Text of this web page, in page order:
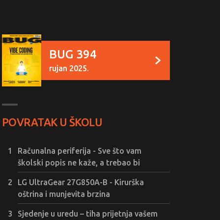
BUG 394
rujan 2025.
POVRATAK U ŠKOLU
Računalna periferija - Sve što vam
školski popis ne kaže, a trebao bi
LG UltraGear 27G850A-B - Kirurška
oštrina i munjevita brzina
Sjedenje u uredu – tiha prijetnja vašem